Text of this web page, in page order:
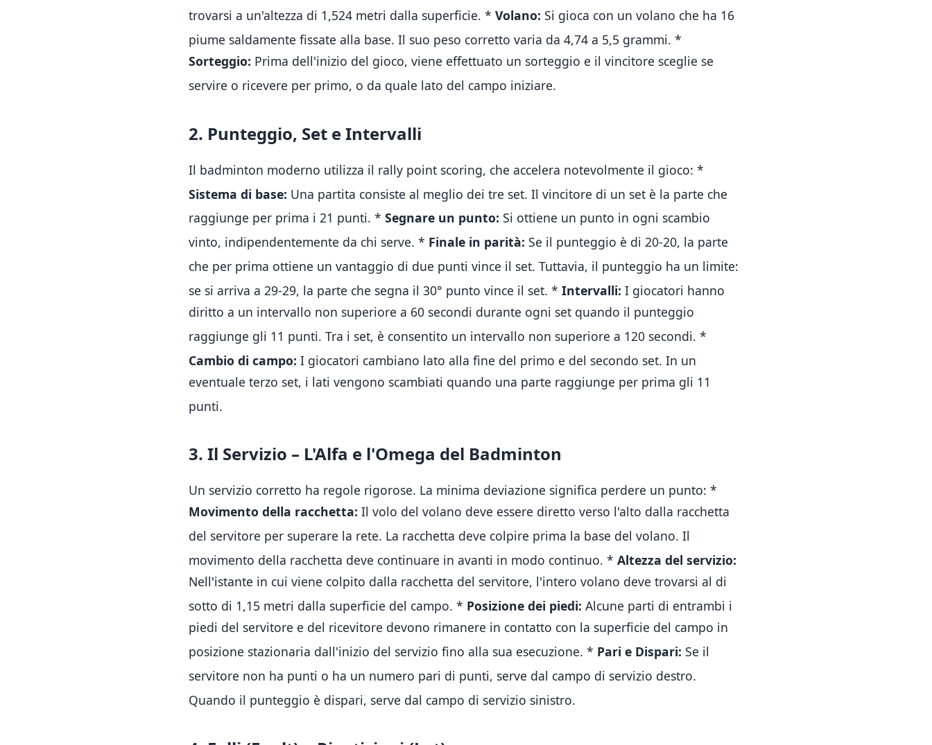
trovarsi a un'altezza di 1,524 metri dalla superficie. * Volano: Si gioca con un volano che ha 16
piume saldamente fissate alla base. Il suo peso corretto varia da 4,74 a 5,5 grammi. *
Sorteggio: Prima dell'inizio del gioco, viene effettuato un sorteggio e il vincitore sceglie se
servire o ricevere per primo, o da quale lato del campo iniziare.
2. Punteggio, Set e Intervalli
Il badminton moderno utilizza il rally point scoring, che accelera notevolmente il gioco: *
Sistema di base: Una partita consiste al meglio dei tre set. Il vincitore di un set è la parte che
raggiunge per prima i 21 punti. * Segnare un punto: Si ottiene un punto in ogni scambio
vinto, indipendentemente da chi serve. * Finale in parità: Se il punteggio è di 20-20, la parte
che per prima ottiene un vantaggio di due punti vince il set. Tuttavia, il punteggio ha un limite:
se si arriva a 29-29, la parte che segna il 30° punto vince il set. * Intervalli: I giocatori hanno
diritto a un intervallo non superiore a 60 secondi durante ogni set quando il punteggio
raggiunge gli 11 punti. Tra i set, è consentito un intervallo non superiore a 120 secondi. *
Cambio di campo: I giocatori cambiano lato alla fine del primo e del secondo set. In un
eventuale terzo set, i lati vengono scambiati quando una parte raggiunge per prima gli 11
punti.
3. Il Servizio – L'Alfa e l'Omega del Badminton
Un servizio corretto ha regole rigorose. La minima deviazione significa perdere un punto: *
Movimento della racchetta: Il volo del volano deve essere diretto verso l'alto dalla racchetta
del servitore per superare la rete. La racchetta deve colpire prima la base del volano. Il
movimento della racchetta deve continuare in avanti in modo continuo. * Altezza del servizio:
Nell'istante in cui viene colpito dalla racchetta del servitore, l'intero volano deve trovarsi al di
sotto di 1,15 metri dalla superficie del campo. * Posizione dei piedi: Alcune parti di entrambi i
piedi del servitore e del ricevitore devono rimanere in contatto con la superficie del campo in
posizione stazionaria dall'inizio del servizio fino alla sua esecuzione. * Pari e Dispari: Se il
servitore non ha punti o ha un numero pari di punti, serve dal campo di servizio destro.
Quando il punteggio è dispari, serve dal campo di servizio sinistro.